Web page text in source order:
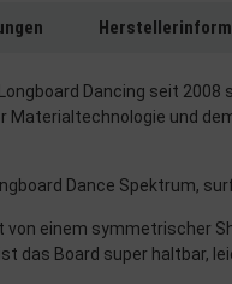
Dancing seit
Materialtechnologie und
Dance Spektrum,
einem symmetrischer
das Board super haltbar,